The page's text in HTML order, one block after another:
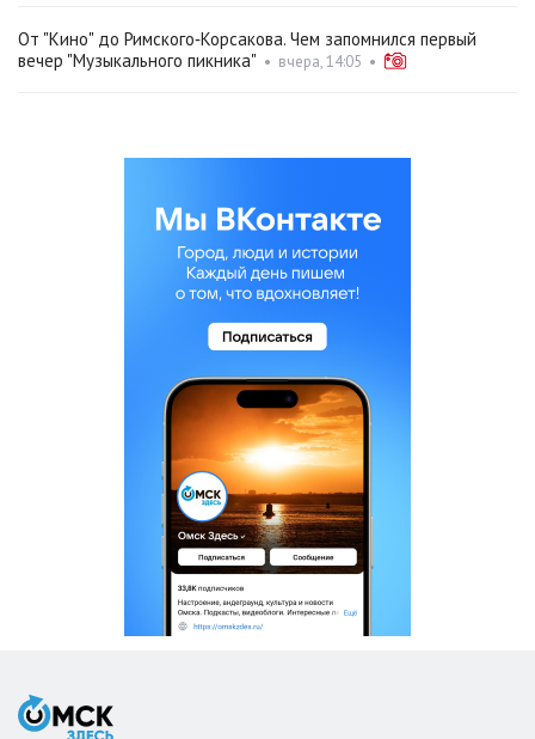
От "Кино" до Римского‑Корсакова. Чем запомнился первый
вечер "Музыкального пикника" • вчера, 14:05 •